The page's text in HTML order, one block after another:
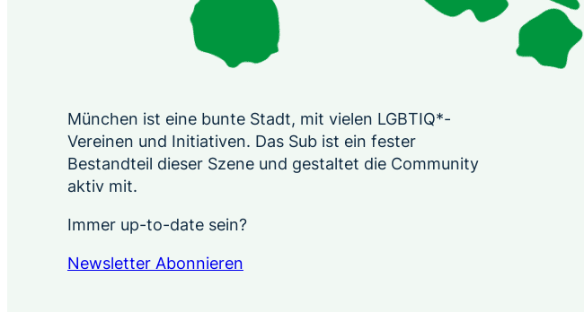
München ist eine bunte Stadt, mit vielen LGBTIQ*-
Vereinen und Initiativen. Das Sub ist ein fester
Bestandteil dieser Szene und gestaltet die Community
aktiv mit.
Immer up-to-date sein?
Newsletter Abonnieren